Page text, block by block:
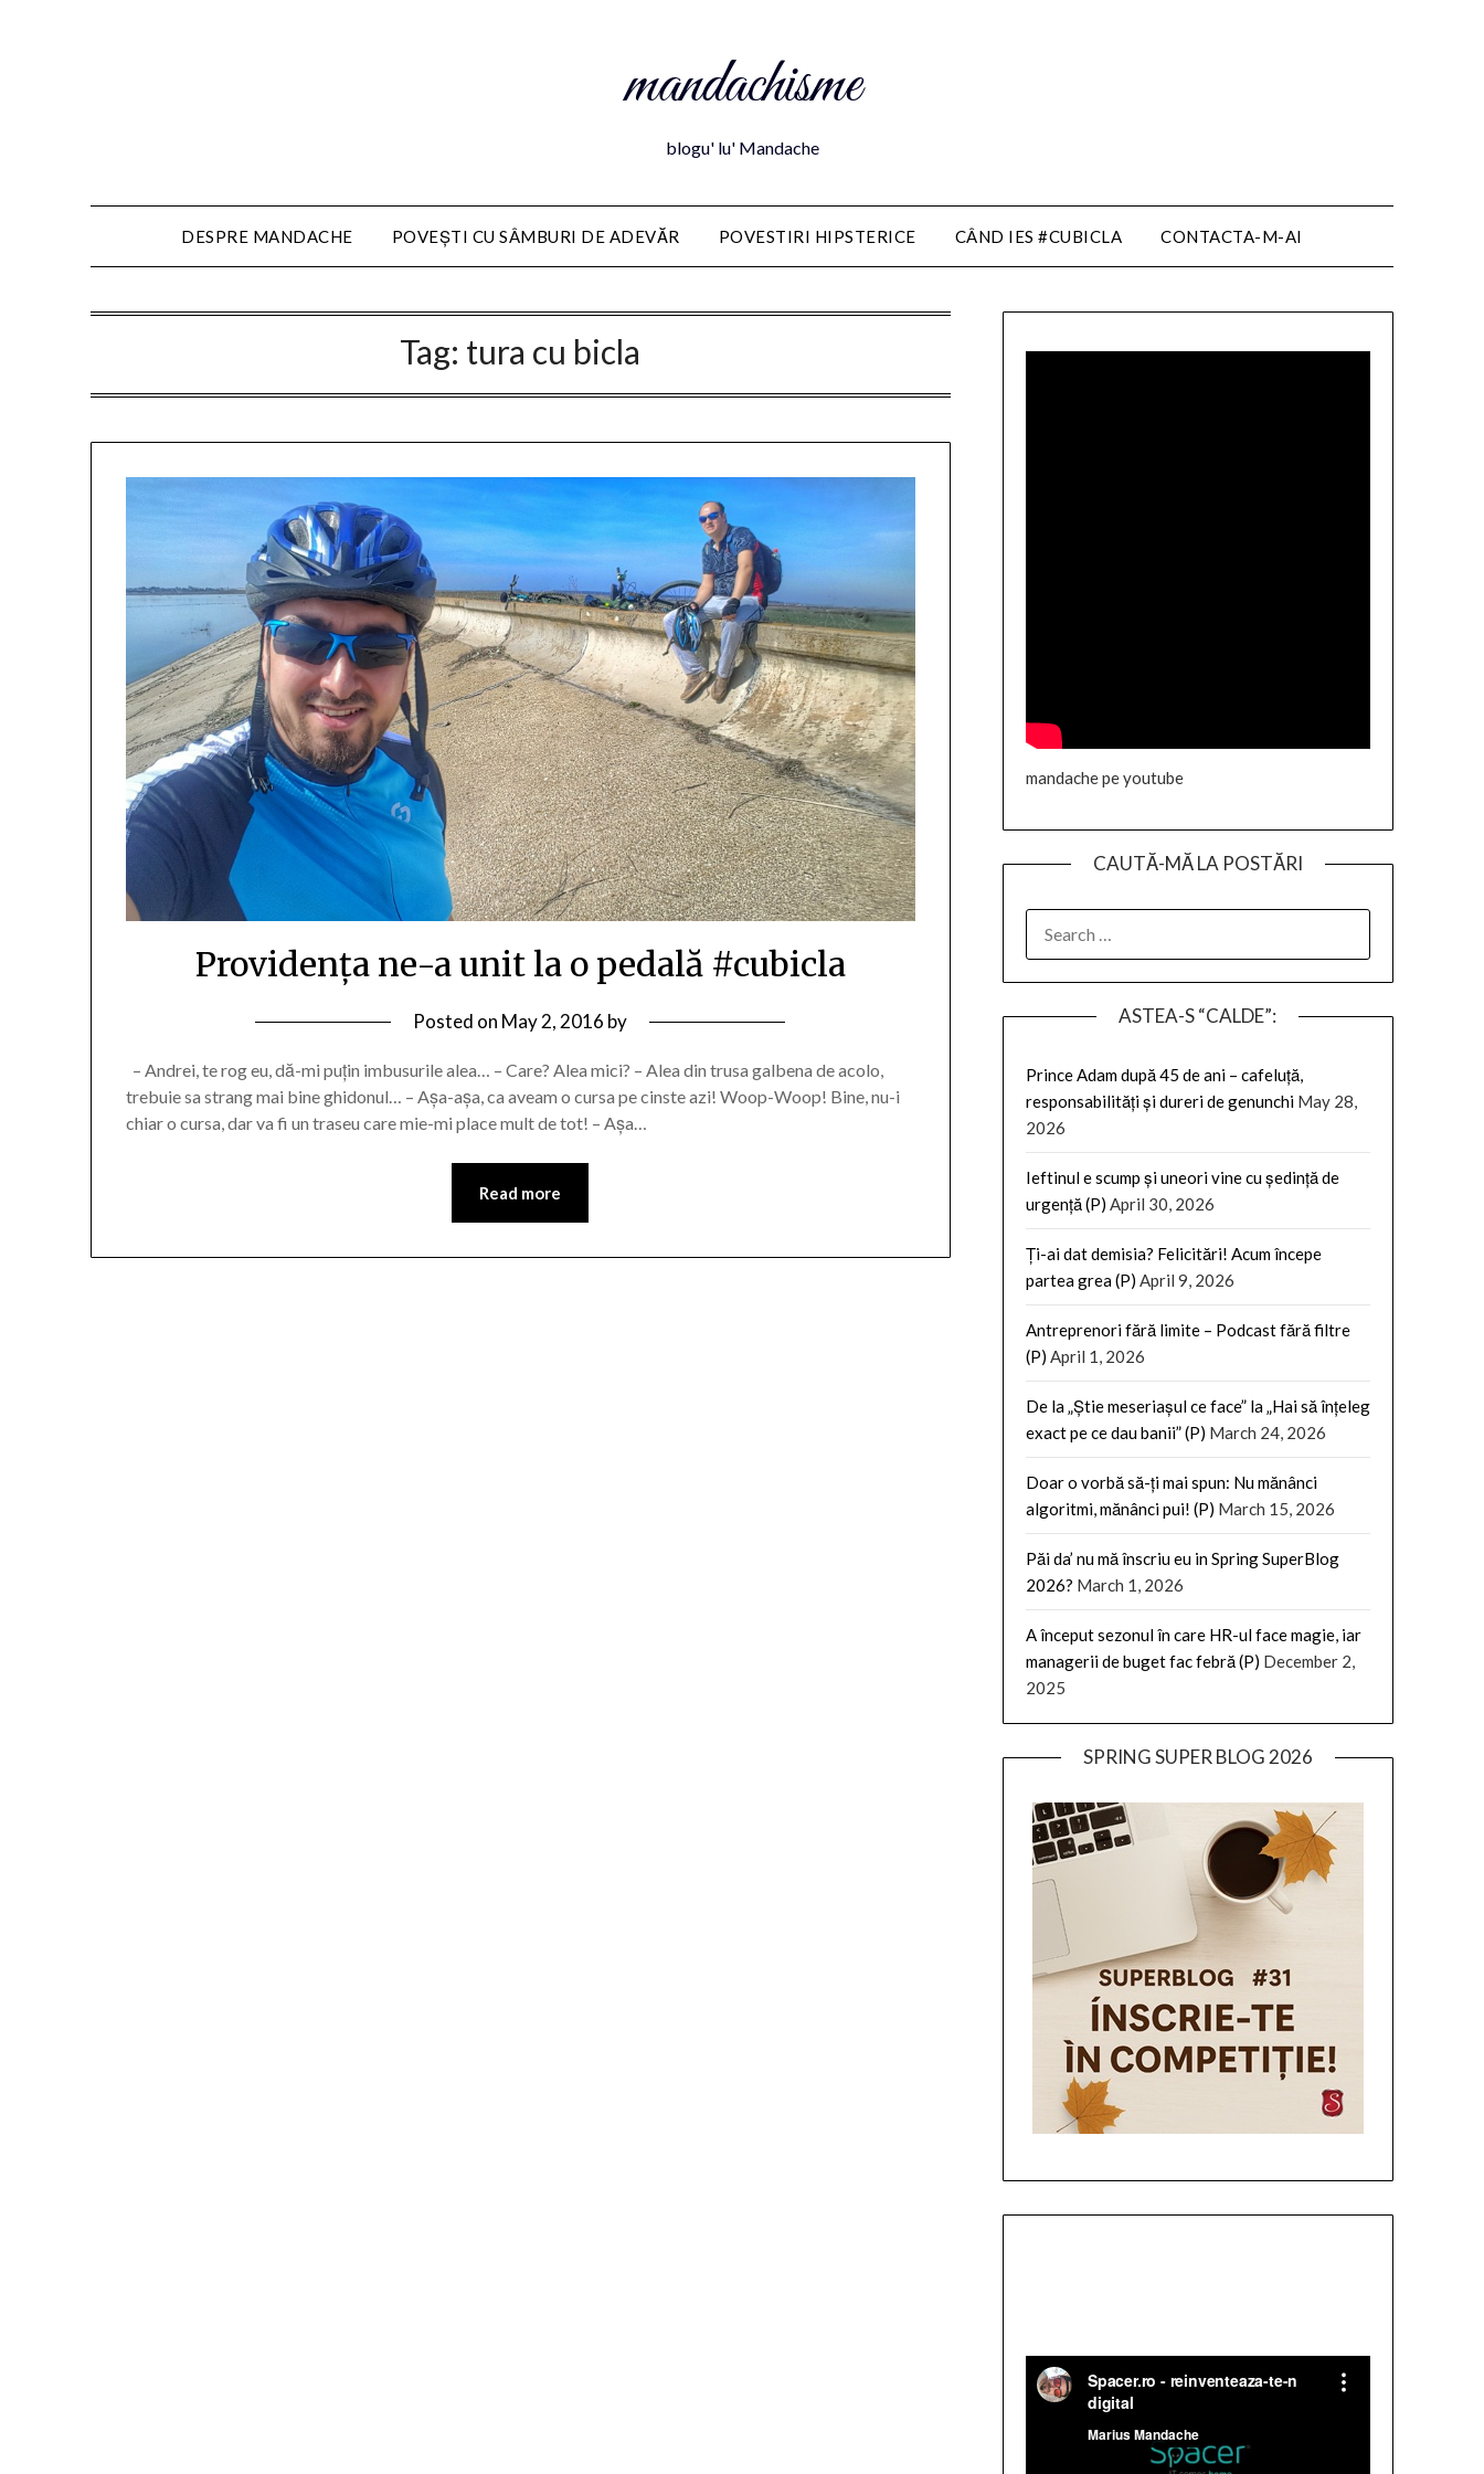
mandachisme
blogu' lu' Mandache
DESPRE MANDACHE POVEȘTI CU SÂMBURI DE ADEVĂR POVESTIRI HIPSTERICE CÂND IES #CUBICLA CONTACTA-M-AI
Tag: tura cu bicla
Providența ne-a unit la o pedală #cubicla
Posted on May 2, 2016 by
– Andrei, te rog eu, dă-mi puțin imbusurile alea… – Care? Alea mici? – Alea din trusa galbena de acolo,
trebuie sa strang mai bine ghidonul… – Așa-așa, ca aveam o cursa pe cinste azi! Woop-Woop! Bine, nu-i
chiar o cursa, dar va fi un traseu care mie-mi place mult de tot! – Așa…
Read more
mandache pe youtube
CAUTĂ-MĂ LA POSTĂRI
FOR:
ASTEA-S “CALDE”:
Prince Adam după 45 de ani – cafeluță,
responsabilități și dureri de genunchi May 28,
2026
Ieftinul e scump și uneori vine cu ședință de
urgență (P) April 30, 2026
Ți-ai dat demisia? Felicitări! Acum începe
partea grea (P) April 9, 2026
Antreprenori fără limite – Podcast fără filtre
(P) April 1, 2026
De la „Știe meseriașul ce face” la „Hai să înțeleg
exact pe ce dau banii” (P) March 24, 2026
Doar o vorbă să-ți mai spun: Nu mănânci
algoritmi, mănânci pui! (P) March 15, 2026
Păi da’ nu mă înscriu eu in Spring SuperBlog
2026? March 1, 2026
A început sezonul în care HR-ul face magie, iar
managerii de buget fac febră (P) December 2,
2025
SPRING SUPER BLOG 2026